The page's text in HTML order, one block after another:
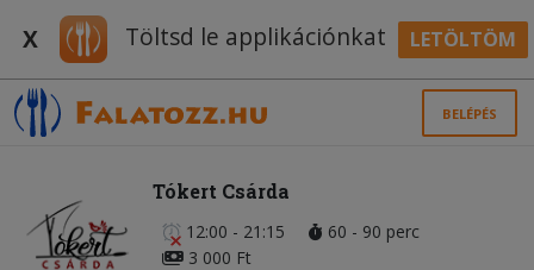
X Töltsd le applikációnkat LETÖLTÖM
BELÉPÉS
Tókert Csárda
12:00 - 21:15
60 - 90 perc
3 000 Ft